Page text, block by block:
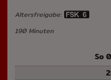
Altersfreigabe:
190 Minuten
So